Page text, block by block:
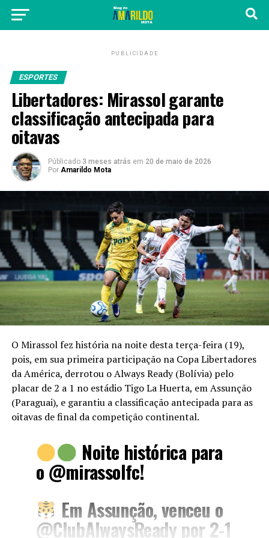
PUBLICIDADE
ESPORTES
Libertadores: Mirassol garante
classificação antecipada para
oitavas
Públicado 3 meses atrás em 20 de maio de 2026
Por Amarildo Mota
O Mirassol fez história na noite desta terça-feira (19),
pois, em sua primeira participação na Copa Libertadores
da América, derrotou o Always Ready (Bolívia) pelo
placar de 2 a 1 no estádio Tigo La Huerta, em Assunção
(Paraguai), e garantiu a classificação antecipada para as
oitavas de final da competição continental.
Noite histórica para
o @mirassolfc!
Em Assunção, venceu o
@ClubAlwaysReady por 2-1